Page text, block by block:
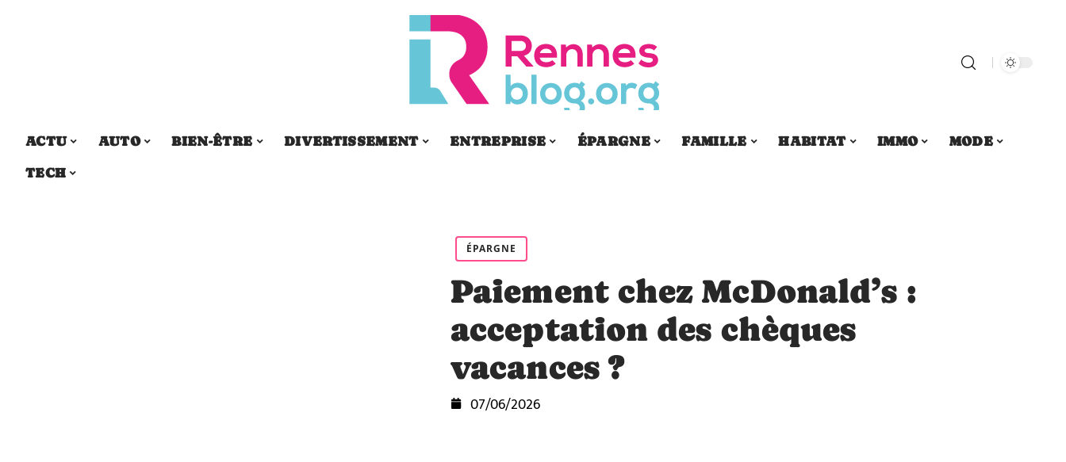
ACTU AUTO BIEN-ÊTRE DIVERTISSEMENT ENTREPRISE ÉPARGNE FAMILLE HABITAT IMMO
MODE
TECH
ÉPARGNE
Paiement chez McDonald’s :
acceptation des chèques
vacances ?
07/06/2026